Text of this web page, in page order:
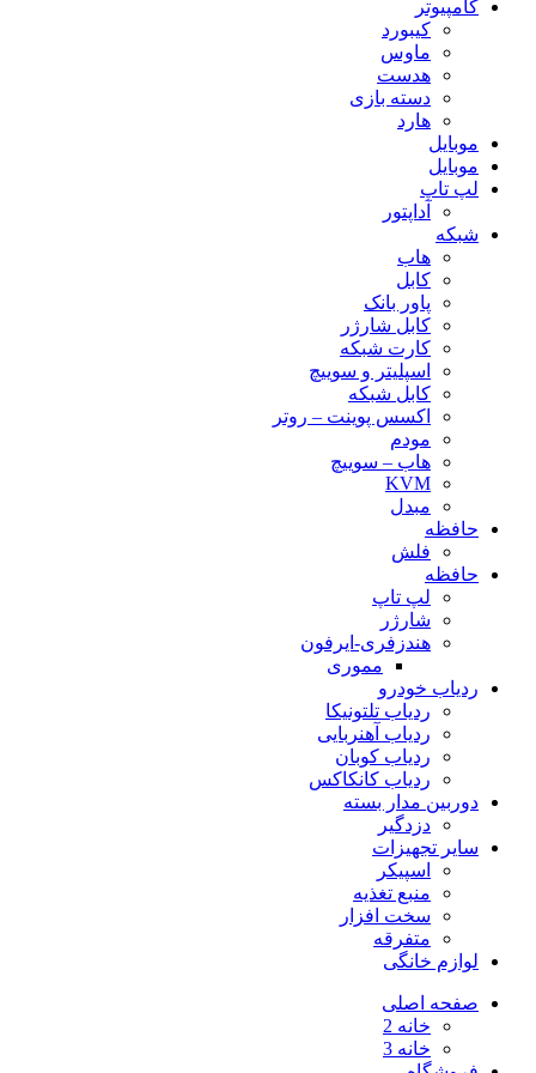
عدد
کامپیوتر
کیبورد
ماوس
هدست
دسته بازی
هارد
موبایل
موبایل
لپ تاپ
آداپتور
شبکه
هاب
کابل
پاور بانک
کابل شارژر
کارت شبکه
اسپلیتر و سوییچ
کابل شبکه
اکسس پوینت – روتر
مودم
هاب – سوییچ
KVM
مبدل
حافظه
فلش
حافظه
لپ تاپ
شارژر
هندزفری-ایرفون
مموری
ردیاب خودرو
ردیاب تلتونیکا
ردیاب آهنربایی
ردیاب کوبان
ردیاب کانکاکس
دوربین مدار بسته
دزدگیر
سایر تجهیزات
اسپیکر
منبع تغذیه
سخت افزار
متفرقه
لوازم خانگی
صفحه اصلی
خانه 2
خانه 3